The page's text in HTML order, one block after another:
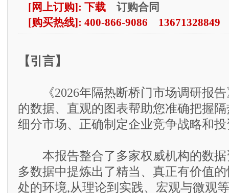
[网上订购]: 下载 订购合同
[购买热线]: 400-866-9086 13671328849
【引言】
《2026年隔热断桥门市场调研报告
的数据、直观的图表帮助您准确把握
细分市场、正确制定企业竞争战略和
本报告整合了多家权威机构的数据
多数据中提炼出了精当、真正有价值
处的环境,从理论到实践、宏观与微观